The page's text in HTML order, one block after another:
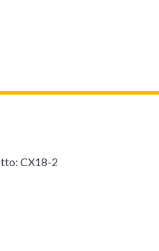
CX18-2